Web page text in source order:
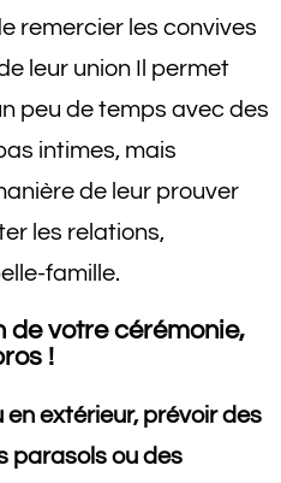
remercier les convives
leur union Il permet
peu de temps avec des
intimes, mais
de leur prouver
les relations,
famille.
de votre cérémonie,
!
en extérieur, prévoir des
parasols ou des